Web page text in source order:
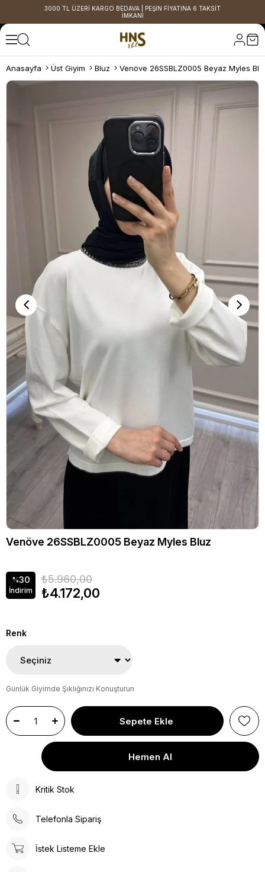
3000 TL ÜZERİ KARGO BEDAVA | PEŞİN FİYATINA 6 TAKSİT
İMKANI
Anasayfa Üst Giyim Bluz Venöve 26SSBLZ0005 Beyaz Myles
Venöve 26SSBLZ0005 Beyaz Myles Bluz
%30
İndirim
₺5.960,00
₺4.172,00
Renk
Günlük Giyimde Şıklığınızı Konuşturun
Kritik Stok
Telefonla Sipariş
İstek Listeme Ekle